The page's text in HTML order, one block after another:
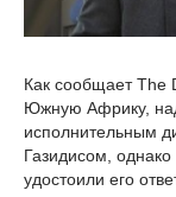
Как сообщает The
Южную Африку,
исполнительным
Газидисом,
удостоили его